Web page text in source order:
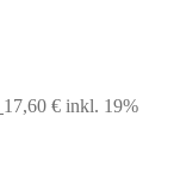
17,60 € inkl. 19%